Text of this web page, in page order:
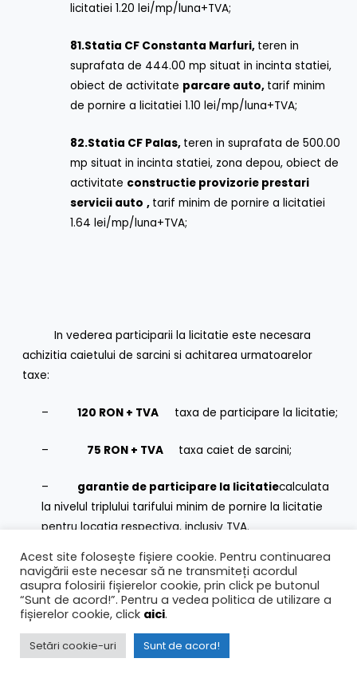
licitatiei 1.20 lei/mp/luna+TVA;
81.Statia CF Constanta Marfuri, teren in
suprafata de 444.00 mp situat in incinta statiei,
obiect de activitate parcare auto, tarif minim
de pornire a licitatiei 1.10 lei/mp/luna+TVA;
82.Statia CF Palas, teren in suprafata de 500.00
mp situat in incinta statiei, zona depou, obiect de
activitate constructie provizorie prestari
servicii auto , tarif minim de pornire a licitatiei
1.64 lei/mp/luna+TVA;
In vederea participarii la licitatie este necesara
achizitia caietului de sarcini si achitarea urmatoarelor
taxe:
–120 RON + TVA taxa de participare la licitatie;
– 75 RON + TVA taxa caiet de sarcini;
– garantie de participare la licitatiecalculata
la nivelul triplului tarifului minim de pornire la licitatie
pentru locatia respectiva, inclusiv TVA.
– Perioada sezonuluiincepe de la data 01.05 a
fiecarui an de derulare a contractului si pana la data
de 30.09 a fiecarui an de derulare a contractului.
Garantia de participare la licitatie se returneaza in cazul
neadjudecarii licitatiei.
Acest site folosește fișiere cookie. Pentru continuarea
navigării este necesar să ne transmiteți acordul
asupra folosirii fișierelor cookie, prin click pe butonul
“Sunt de acord!”. Pentru a vedea politica de utilizare a
fișierelor cookie, click aici.
Setări cookie-uri Sunt de acord!